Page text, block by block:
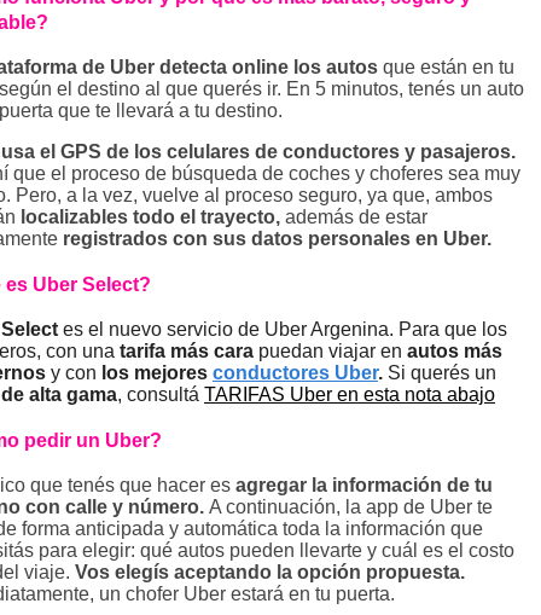
de Uber detecta online los autos que están en tu
el destino al que querés ir. En 5 minutos, tenés un auto
que te llevará a tu destino.
el GPS de los celulares de conductores y pasajeros.
que el proceso de búsqueda de coches y choferes sea muy
Pero, a la vez, vuelve al proceso seguro, ya que, ambos
localizables todo el trayecto, además de estar
registrados con sus datos personales en Uber.
es Uber Select?
es el nuevo servicio de Uber Argenina. Para que los
con una tarifa más cara puedan viajar en autos más
y con los mejores conductores Uber. Si querés un
alta gama, consultá TARIFAS Uber en esta nota abajo
pedir un Uber?
que tenés que hacer es agregar la información de tu
con calle y número. A continuación, la app de Uber te
forma anticipada y automática toda la información que
para elegir: qué autos pueden llevarte y cuál es el costo
viaje. Vos elegís aceptando la opción propuesta.
un chofer Uber estará en tu puerta.